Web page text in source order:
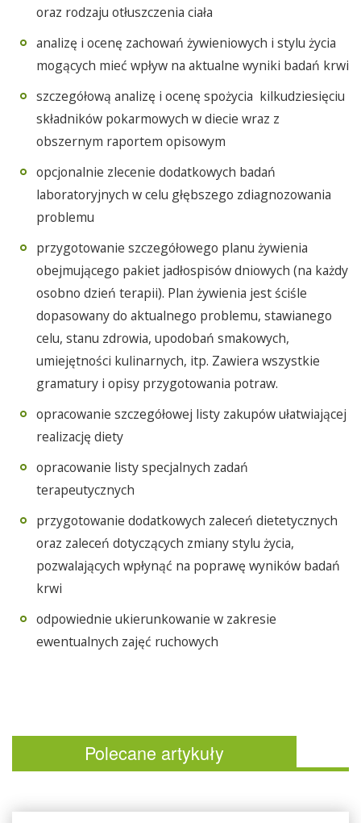
oraz rodzaju otłuszczenia ciała
analizę i ocenę zachowań żywieniowych i stylu życia
mogących mieć wpływ na aktualne wyniki badań krwi
szczegółową analizę i ocenę spożycia kilkudziesięciu
składników pokarmowych w diecie wraz z
obszernym raportem opisowym
opcjonalnie zlecenie dodatkowych badań
laboratoryjnych w celu głębszego zdiagnozowania
problemu
przygotowanie szczegółowego planu żywienia
obejmującego pakiet jadłospisów dniowych (na każdy
osobno dzień terapii). Plan żywienia jest ściśle
dopasowany do aktualnego problemu, stawianego
celu, stanu zdrowia, upodobań smakowych,
umiejętności kulinarnych, itp. Zawiera wszystkie
gramatury i opisy przygotowania potraw.
opracowanie szczegółowej listy zakupów ułatwiającej
realizację diety
opracowanie listy specjalnych zadań
terapeutycznych
przygotowanie dodatkowych zaleceń dietetycznych
oraz zaleceń dotyczących zmiany stylu życia,
pozwalających wpłynąć na poprawę wyników badań
krwi
odpowiednie ukierunkowanie w zakresie
ewentualnych zajęć ruchowych
Polecane artykuły